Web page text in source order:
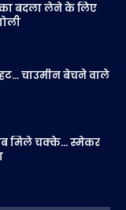
का बदला लेने के लिए
चाउमीन बेचने वाले
मिले चक्के... स्मेकर